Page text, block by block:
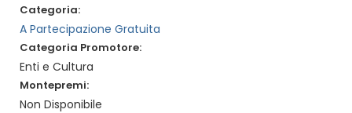
Categoria:
A Partecipazione Gratuita
Categoria Promotore:
Enti e Cultura
Montepremi:
Non Disponibile